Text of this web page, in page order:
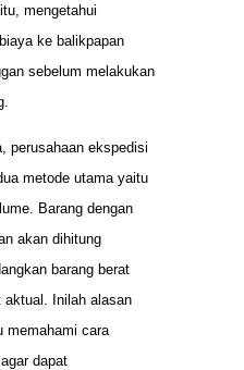
mengetahui
ke balikpapan
sebelum melakukan
perusahaan ekspedisi
metode utama yaitu
Barang dengan
akan dihitung
barang berat
aktual. Inilah alasan
memahami cara
dapat